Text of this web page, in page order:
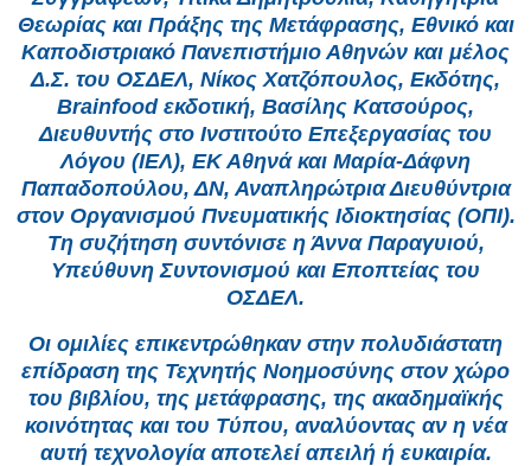
Θεωρίας και Πράξης της Μετάφρασης, Εθνικό και
Καποδιστριακό Πανεπιστήμιο Αθηνών και μέλος
Δ.Σ. του ΟΣΔΕΛ, Νίκος Χατζόπουλος, Εκδότης,
Brainfood εκδοτική, Βασίλης Κατσούρος,
Διευθυντής στο Ινστιτούτο Επεξεργασίας του
Λόγου (ΙΕΛ), ΕΚ Αθηνά και Μαρία-Δάφνη
Παπαδοπούλου, ΔΝ, Αναπληρώτρια Διευθύντρια
στον Οργανισμού Πνευματικής Ιδιοκτησίας (ΟΠΙ).
Τη συζήτηση συντόνισε η Άννα Παραγυιού,
Υπεύθυνη Συντονισμού και Εποπτείας του
ΟΣΔΕΛ.
Οι ομιλίες επικεντρώθηκαν στην πολυδιάστατη
επίδραση της Τεχνητής Νοημοσύνης στον χώρο
του βιβλίου, της μετάφρασης, της ακαδημαϊκής
κοινότητας και του Τύπου, αναλύοντας αν η νέα
αυτή τεχνολογία αποτελεί απειλή ή ευκαιρία.